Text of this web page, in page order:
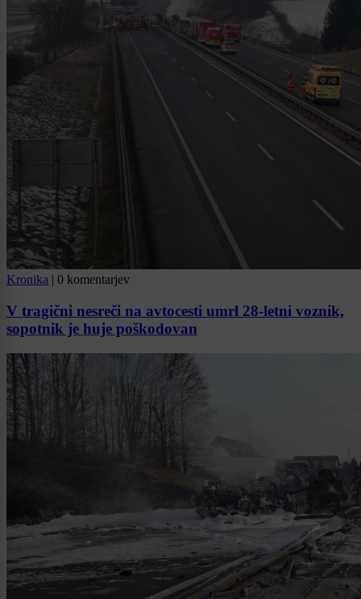
Kronika | 0 komentarjev
V tragični nesreči na avtocesti umrl 28-letni voznik,
sopotnik je huje poškodovan